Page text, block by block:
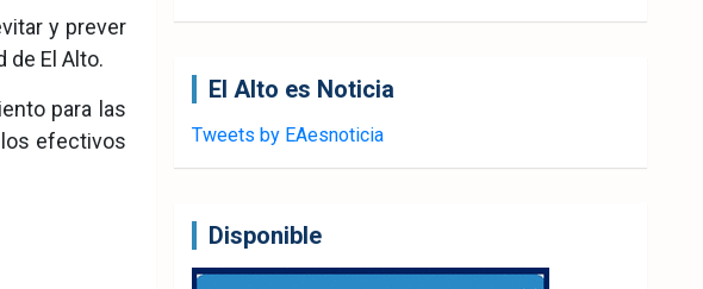
y prever
de El Alto.
para las
efectivos
El Alto es Noticia
Tweets by EAesnoticia
Disponible